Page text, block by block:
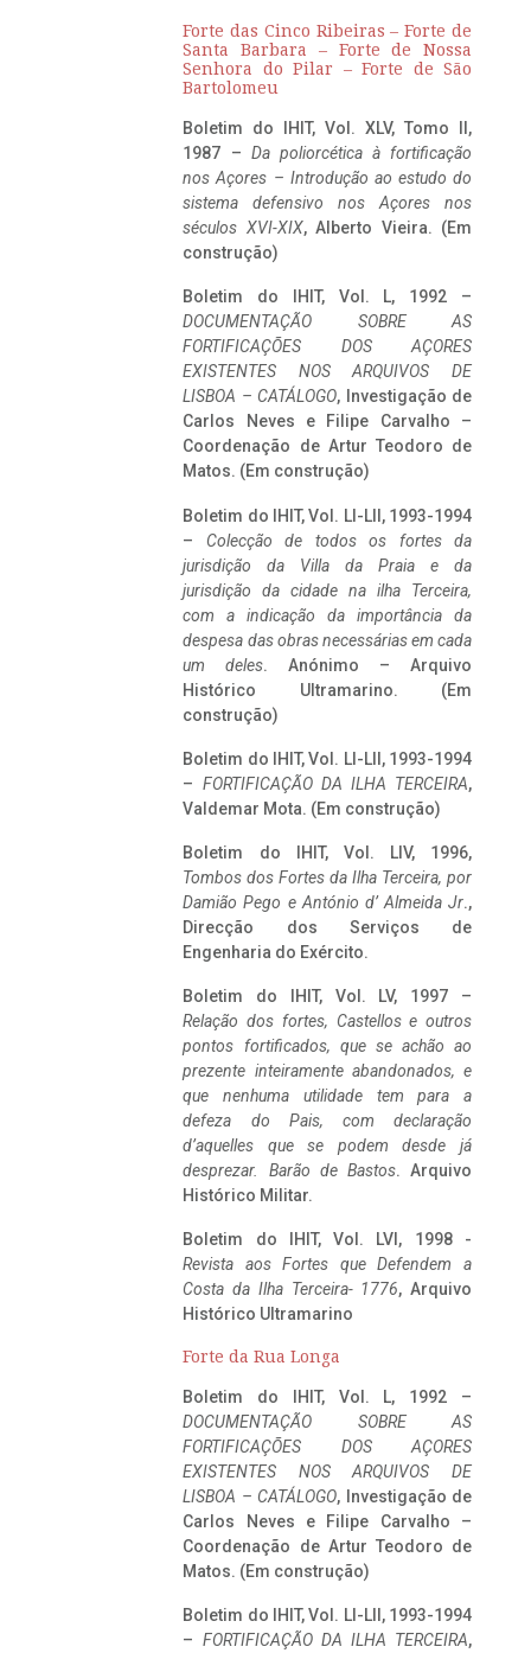
Forte das Cinco Ribeiras – Forte de
Santa Barbara – Forte de Nossa
Senhora do Pilar – Forte de São
Bartolomeu
Boletim do IHIT, Vol. XLV, Tomo II,
1987 – Da poliorcética à fortificação
nos Açores – Introdução ao estudo do
sistema defensivo nos Açores nos
séculos XVI-XIX, Alberto Vieira. (Em
construção)
Boletim do IHIT, Vol. L, 1992 –
DOCUMENTAÇÃO SOBRE AS
FORTIFICAÇÕES DOS AÇORES
EXISTENTES NOS ARQUIVOS DE
LISBOA – CATÁLOGO, Investigação de
Carlos Neves e Filipe Carvalho –
Coordenação de Artur Teodoro de
Matos. (Em construção)
Boletim do IHIT, Vol. LI-LII, 1993-1994
– Colecção de todos os fortes da
jurisdição da Villa da Praia e da
jurisdição da cidade na ilha Terceira,
com a indicação da importância da
despesa das obras necessárias em cada
um deles. Anónimo – Arquivo
Histórico Ultramarino. (Em
construção)
Boletim do IHIT, Vol. LI-LII, 1993-1994
– FORTIFICAÇÃO DA ILHA TERCEIRA,
Valdemar Mota. (Em construção)
Boletim do IHIT, Vol. LIV, 1996,
Tombos dos Fortes da Ilha Terceira, por
Damião Pego e António d’ Almeida Jr.,
Direcção dos Serviços de
Engenharia do Exército.
Boletim do IHIT, Vol. LV, 1997 –
Relação dos fortes, Castellos e outros
pontos fortificados, que se achão ao
prezente inteiramente abandonados, e
que nenhuma utilidade tem para a
defeza do Pais, com declaração
d’aquelles que se podem desde já
desprezar. Barão de Bastos. Arquivo
Histórico Militar.
Boletim do IHIT, Vol. LVI, 1998 -
Revista aos Fortes que Defendem a
Costa da Ilha Terceira- 1776, Arquivo
Histórico Ultramarino
Forte da Rua Longa
Boletim do IHIT, Vol. L, 1992 –
DOCUMENTAÇÃO SOBRE AS
FORTIFICAÇÕES DOS AÇORES
EXISTENTES NOS ARQUIVOS DE
LISBOA – CATÁLOGO, Investigação de
Carlos Neves e Filipe Carvalho –
Coordenação de Artur Teodoro de
Matos. (Em construção)
Boletim do IHIT, Vol. LI-LII, 1993-1994
– FORTIFICAÇÃO DA ILHA TERCEIRA,